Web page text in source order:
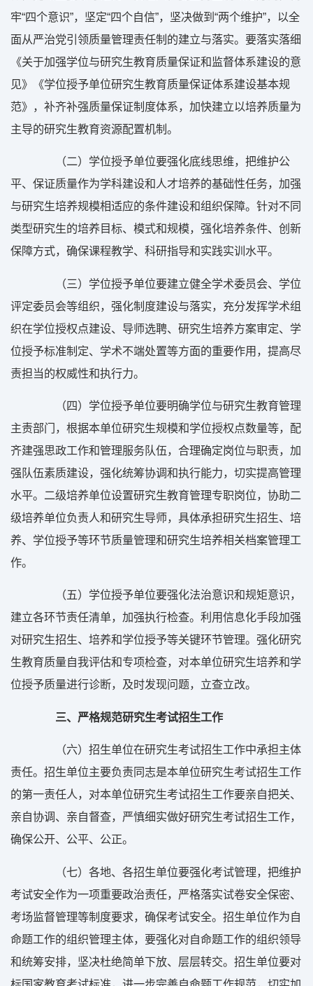
牢“四个意识”，坚定“四个自信”，坚决做到“两个维护”，以全
面从严治党引领质量管理责任制的建立与落实。要落实落细
《关于加强学位与研究生教育质量保证和监督体系建设的意
见》《学位授予单位研究生教育质量保证体系建设基本规
范》，补齐补强质量保证制度体系，加快建立以培养质量为
主导的研究生教育资源配置机制。
（二）学位授予单位要强化底线思维，把维护公
平、保证质量作为学科建设和人才培养的基础性任务，加强
与研究生培养规模相适应的条件建设和组织保障。针对不同
类型研究生的培养目标、模式和规模，强化培养条件、创新
保障方式，确保课程教学、科研指导和实践实训水平。
（三）学位授予单位要建立健全学术委员会、学位
评定委员会等组织，强化制度建设与落实，充分发挥学术组
织在学位授权点建设、导师选聘、研究生培养方案审定、学
位授予标准制定、学术不端处置等方面的重要作用，提高尽
责担当的权威性和执行力。
（四）学位授予单位要明确学位与研究生教育管理
主责部门，根据本单位研究生规模和学位授权点数量等，配
齐建强思政工作和管理服务队伍，合理确定岗位与职责，加
强队伍素质建设，强化统筹协调和执行能力，切实提高管理
水平。二级培养单位设置研究生教育管理专职岗位，协助二
级培养单位负责人和研究生导师，具体承担研究生招生、培
养、学位授予等环节质量管理和研究生培养相关档案管理工
作。
（五）学位授予单位要强化法治意识和规矩意识，
建立各环节责任清单，加强执行检查。利用信息化手段加强
对研究生招生、培养和学位授予等关键环节管理。强化研究
生教育质量自我评估和专项检查，对本单位研究生培养和学
位授予质量进行诊断，及时发现问题，立查立改。
三、严格规范研究生考试招生工作
（六）招生单位在研究生考试招生工作中承担主体
责任。招生单位主要负责同志是本单位研究生考试招生工作
的第一责任人，对本单位研究生考试招生工作要亲自把关、
亲自协调、亲自督查，严慎细实做好研究生考试招生工作，
确保公开、公平、公正。
（七）各地、各招生单位要强化考试管理，把维护
考试安全作为一项重要政治责任，严格落实试卷安全保密、
考场监督管理等制度要求，确保考试安全。招生单位作为自
命题工作的组织管理主体，要强化对自命题工作的组织领导
和统筹安排，坚决杜绝简单下放、层层转交。招生单位要对